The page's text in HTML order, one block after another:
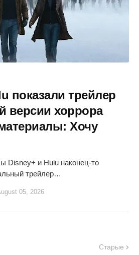
показали трейлер
версии хоррора
Хочу
Disney+ и Hulu наконец-то
трейлер…
05, 2026
Старые